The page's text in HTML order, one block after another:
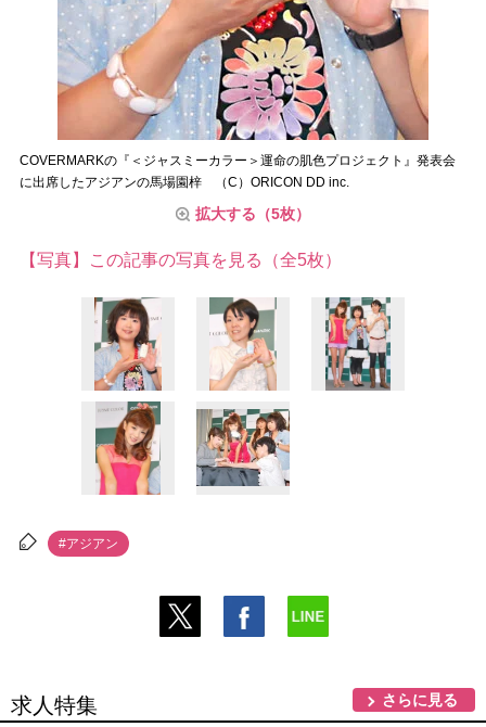
COVERMARKの『＜ジャスミーカラー＞運命の肌色プロジェクト』発表会
に出席したアジアンの馬場園梓 （C）ORICON DD inc.
拡大する（5枚）
【写真】この記事の写真を見る（全5枚）
#アジアン
求人特集 さらに見る